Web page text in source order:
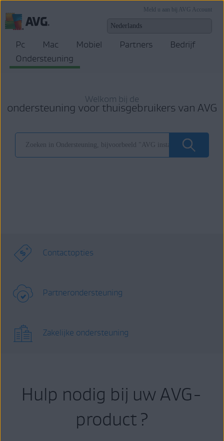
Meld u aan bij AVG Account
Pc Mac Mobiel Partners
Bedrijf
Ondersteuning
Welkom bij de
ondersteuning voor thuisgebruikers van AVG
Contactopties
Partnerondersteuning
Zakelijke ondersteuning
Hulp nodig bij uw AVG-
product ?